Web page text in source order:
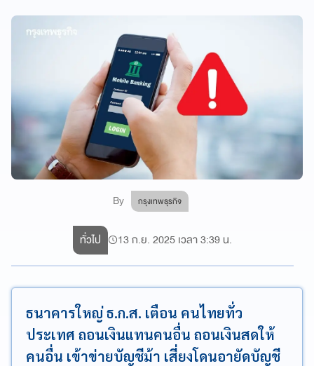
By กรุงเทพธุรกิจ
ทั่วไป 13 ก.ย. 2025 เวลา 3:39 น.
ธนาคารใหญ่ ธ.ก.ส. เตือน คนไทยทั่ว
ประเทศ ถอนเงินแทนคนอื่น ถอนเงินสดให้
คนอื่น เข้าข่ายบัญชีม้า เสี่ยงโดนอายัดบัญชี